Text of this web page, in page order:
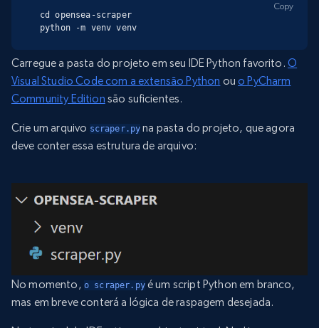
cd opensea-scraper
python -m venv venv
Copy
Carregue a pasta do projeto em seu IDE Python favorito. O
Visual Studio Code com a extensão Python ouo PyCharm
Community Edition são suficientes.
Crie um arquivo scraper.py na pasta do projeto, que agora
deve conter essa estrutura de arquivo:
No momento, o scraper.pyé um script Python em branco,
mas em breve conterá a lógica de raspagem desejada.